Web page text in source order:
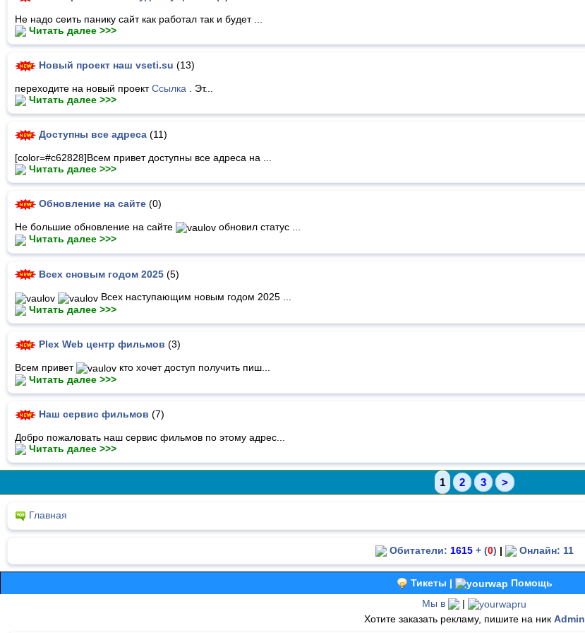
Не надо сеить панику сайт как работал так и будет ...
Читать далее >>>
Новый проект наш vseti.su (13)
переходите на новый проектСсылка . Эт...
Читать далее >>>
Доступны все адреса (11)
[color=#c62828]Всем привет доступны все адреса на ...
Читать далее >>>
Обновление на сайте (0)
Не большие обновление на сайте
обновил статус ...
Читать далее >>>
Всех сновым годом 2025 (5)
Всех наступающим новым годом 2025 ...
Читать далее >>>
Plex Web центр фильмов (3)
Всем привет
кто хочет доступ получить пиш...
Читать далее >>>
Наш сервис фильмов (7)
Добро пожаловать наш сервис фильмов по этому адрес...
Читать далее >>>
1 2 3 >
Главная
Обитатели: 1615+ (0) | Онлайн: 11
Тикеты |
Помощь
Мы в
|
Хотите заказать рекламу, пишите на ник Admin